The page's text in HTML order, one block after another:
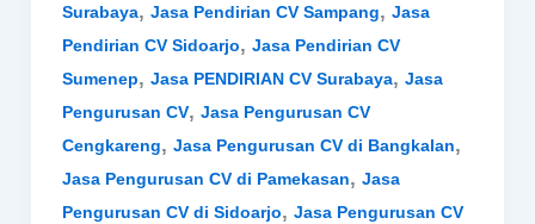
Surabaya, Jasa Pendirian CV Sampang, Jasa
Pendirian CV Sidoarjo, Jasa Pendirian CV
Sumenep, Jasa PENDIRIAN CV Surabaya, Jasa
Pengurusan CV, Jasa Pengurusan CV
Cengkareng, Jasa Pengurusan CV di Bangkalan,
Jasa Pengurusan CV di Pamekasan, Jasa
Pengurusan CV di Sidoarjo, Jasa Pengurusan CV